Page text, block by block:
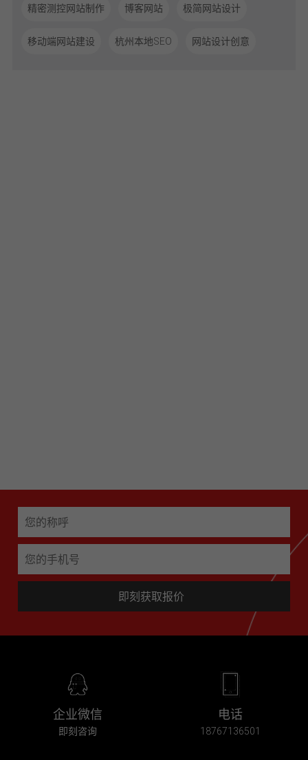
精密测控网站制作 博客网站 极简网站设计
移动端网站建设 杭州本地SEO 网站设计创意
即刻获取报价
企业微信
即刻咨询
电话
18767136501